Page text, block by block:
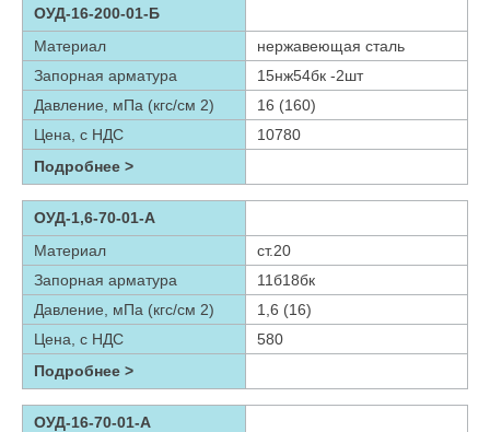
ОУД-16-200-01-Б
Материал
нержавеющая сталь
Запорная арматура
15нж54бк -2шт
Давление, мПа (кгс/см 2)
16 (160)
Цена, с НДС
10780
Подробнее >
ОУД-1,6-70-01-А
Материал
ст.20
Запорная арматура
11б18бк
Давление, мПа (кгс/см 2)
1,6 (16)
Цена, с НДС
580
Подробнее >
ОУД-16-70-01-А